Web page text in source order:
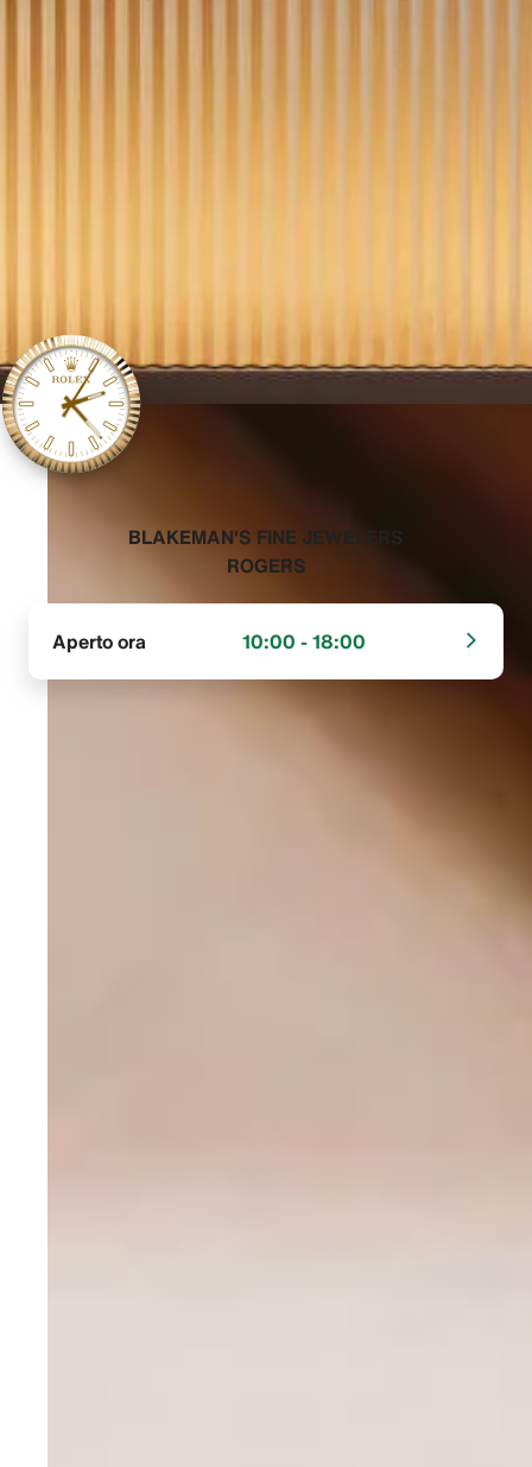
‭BLAKEMAN'S FINE JEWELERS
ROGERS‬
Aperto ora 10:00 - 18:00